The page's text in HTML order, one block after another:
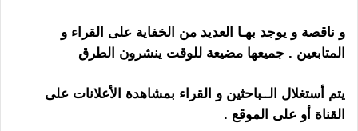
و ناقصة و يوجد بهـا العديد من الخفاية على القراء و
المتابعين . جميعها مضيعة للوقت ينشرون الطرق
يتم أستغلال الــباحثين و القراء بمشاهدة الأعلانات على
القناة أو على الموقع .